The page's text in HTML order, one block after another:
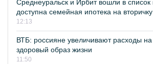
Среднеуральск и Ирбит вошли в список
доступна семейная ипотека на вторичку
12:13
ВТБ: россияне увеличивают расходы на
здоровый образ жизни
11:50